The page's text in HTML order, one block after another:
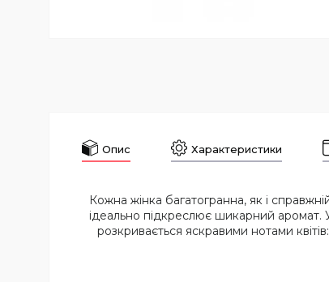
Опис Характеристики
Кожна жінка багатогранна, як і
ідеально підкреслює шикарний
розкривається яскравими нотами